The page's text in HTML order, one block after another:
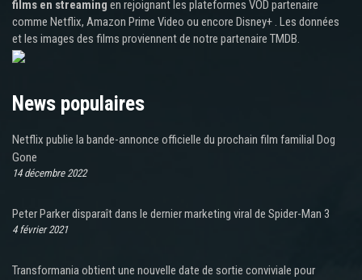
films en streaming en rejoignant les plateformes VOD partenaire
comme Netflix, Amazon Prime Video ou encore Disney+ . Les données
et les images des films proviennent de notre partenaire TMDB.
News populaires
Netflix publie la bande-annonce officielle du prochain film familial Dog
Gone
14 décembre 2022
Peter Parker disparaît dans le dernier marketing viral de Spider-Man 3
4 février 2021
Transformania obtient une nouvelle date de sortie conviviale pour